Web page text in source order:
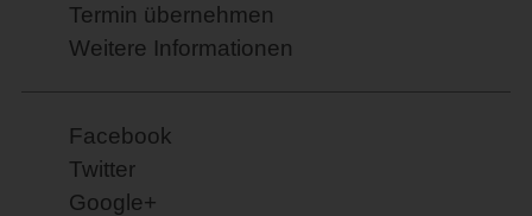
Termin übernehmen
Weitere Informationen
Facebook
Twitter
Google+